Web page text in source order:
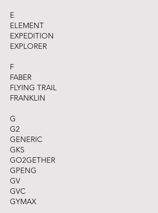
E
ELEMENT
EXPEDITION
EXPLORER
F
FABER
FLYING TRAIL
FRANKLIN
G
G2
GENERIC
GKS
GO2GETHER
GPENG
GV
GVC
GYMAX